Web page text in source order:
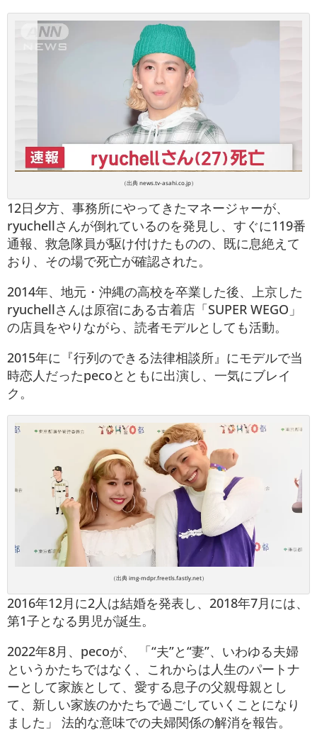
（出典 news.tv-asahi.co.jp）
12日夕方、事務所にやってきたマネージャーが、
ryuchellさんが倒れているのを発見し、すぐに119番
通報、救急隊員が駆け付けたものの、既に息絶えて
おり、その場で死亡が確認された。
2014年、地元・沖縄の高校を卒業した後、上京した
ryuchellさんは原宿にある古着店「SUPER WEGO」
の店員をやりながら、読者モデルとしても活動。
2015年に『行列のできる法律相談所』にモデルで当
時恋人だったpecoとともに出演し、一気にブレイ
ク。
（出典 img-mdpr.freetls.fastly.net）
2016年12月に2人は結婚を発表し、2018年7月には、
第1子となる男児が誕生。
2022年8月、pecoが、 「“夫”と“妻”、いわゆる夫婦
というかたちではなく、これからは人生のパートナ
ーとして家族として、愛する息子の父親母親とし
て、新しい家族のかたちで過ごしていくことになり
ました」 法的な意味での夫婦関係の解消を報告。